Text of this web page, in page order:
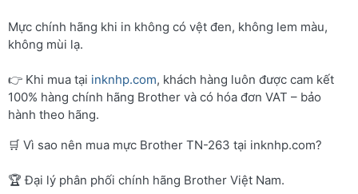
Mực chính hãng khi in không có vệt đen, không lem màu,
không mùi lạ.
👉 Khi mua tại inknhp.com, khách hàng luôn được cam kết
100% hàng chính hãng Brother và có hóa đơn VAT – bảo
hành theo hãng.
🛒 Vì sao nên mua mực Brother TN-263 tại inknhp.com?
🏆 Đại lý phân phối chính hãng Brother Việt Nam.